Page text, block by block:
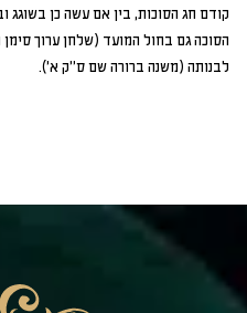
קודם חג הסוכות, בין אם עשה כן בשוגג
הסוכה גם בחול המועד (שלחן ערוך
לבנותה (משנה ברורה שם ס"ק א').